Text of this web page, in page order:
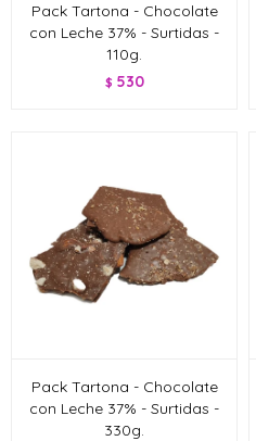
Pack Tartona - Chocolate
con Leche 37% - Surtidas -
110g.
$ 530
Pack Tartona - Chocolate
con Leche 37% - Surtidas -
330g.